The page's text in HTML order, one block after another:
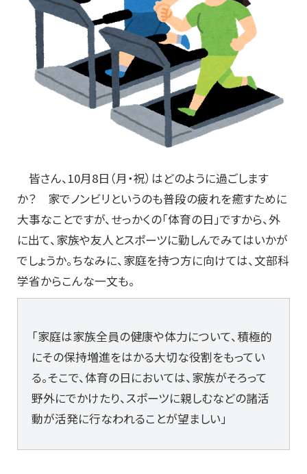
皆さん、10月8日（月・祝）はどのように過ごします
か？ 家でノンビリというのも普段の疲れを癒すために
大事なことですが、せっかくの「体育の日」ですから、外
に出て、家族や友人とスポーツに勤しんでみてはいかが
でしょうか。ちなみに、家庭を持つ方に向けては、文部科
学省からこんな一文も。
「家庭は家族全員の健康や体力について、積極的
にその保持増進をはかる大切な役割をもってい
る。そこで、体育の日においては、家族がそろって
野外にでかけたり、スポーツに親しむなどの諸活
動が活発に行なわれることが望ましい」